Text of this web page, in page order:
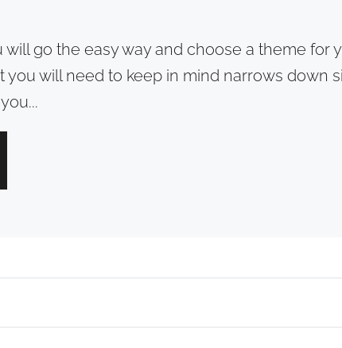
will go the easy way and choose a theme
you will need to keep in mind narrows down